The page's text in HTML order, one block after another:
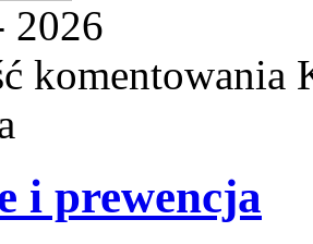
2026
komentowania
i prewencja